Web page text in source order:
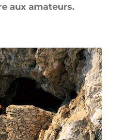
aux amateurs.